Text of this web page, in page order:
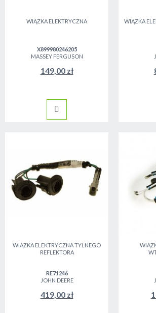
WIĄZKA ELEKTRYCZNA
X899980246205
MASSEY FERGUSON
149,00 zł
WIĄZKA
WIĄZKA ELEKTRYCZNA TYLNEGO
REFLEKTORA
RE71246
JOHN DEERE
419,00 zł